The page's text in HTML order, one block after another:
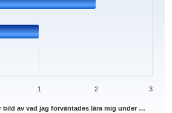
bild av vad jag förväntades lära mig under …
1 2 3